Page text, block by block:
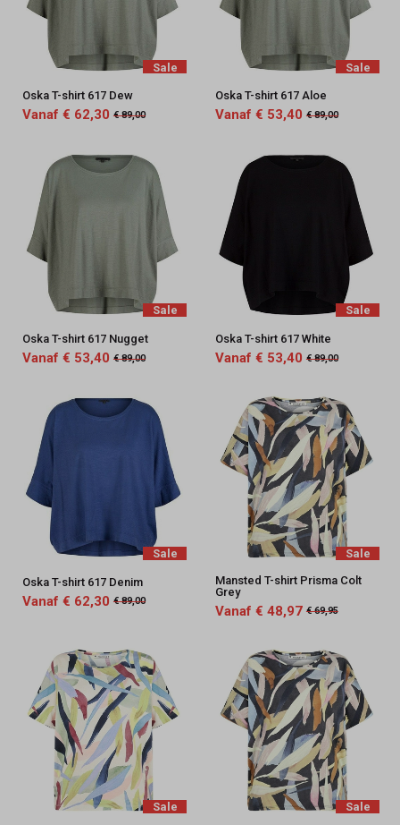
Sale
Oska T-shirt 617 Dew
Vanaf € 62,30 € 89,00
Sale
Oska T-shirt 617 Aloe
Vanaf € 53,40 € 89,00
Sale
Oska T-shirt 617 Nugget
Vanaf € 53,40 € 89,00
Sale
Oska T-shirt 617 White
Vanaf € 53,40 € 89,00
Sale
Oska T-shirt 617 Denim
Vanaf € 62,30 € 89,00
Sale
Mansted T-shirt Prisma Colt
Grey
Vanaf € 48,97 € 69,95
Sale
Sale